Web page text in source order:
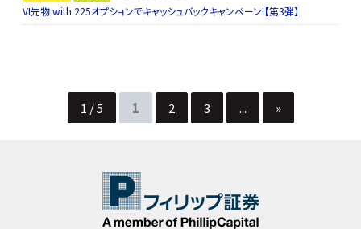
VI先物 with 225オプションでキャッシュバックキャンペーン!【第3弾】
1 / 5 1 2 3 ... »